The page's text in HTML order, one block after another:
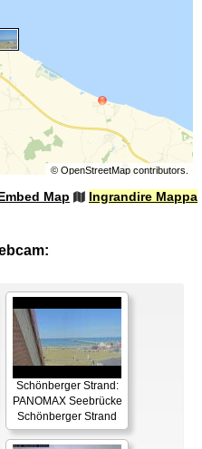
© OpenStreetMapcontributors.
Map Ingrandire Mappa
Schönberger Strand:
PANOMAX Seebrücke
Schönberger Strand